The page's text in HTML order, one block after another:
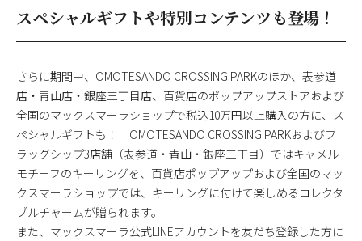
スペシャルギフトや特別コンテンツも登場！
さらに期間中、OMOTESANDO CROSSING PARKのほか、表参道
店・青山店・銀座三丁目店、百貨店のポップアップストアおよび
全国のマックスマーラショップで税込10万円以上購入の方に、ス
ペシャルギフトも！ OMOTESANDO CROSSING PARKおよびフ
ラッグシップ3店舗（表参道・青山・銀座三丁目）ではキャメル
モチーフのキーリングを、百貨店ポップアップおよび全国のマッ
クスマーラショップでは、キーリングに付けて楽しめるコレクタ
ブルチャームが贈られます。
また、マックスマーラ公式LINEアカウントを友だち登録した方に